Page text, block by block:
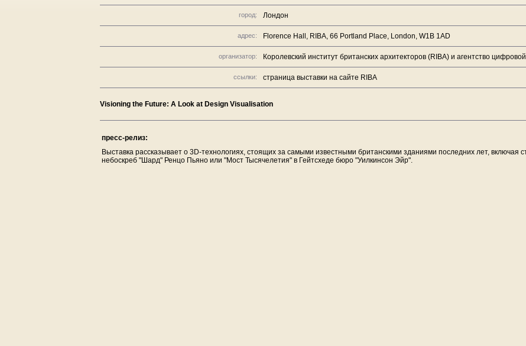
город: Лондон
адрес: Florence Hall, RIBA, 66 Portland Place, London, W1B 1AD
организатор: Королевский институт британских архитекторов (RIBA) и агентство
ссылки: страница выставки на сайте RIBA
Visioning the Future: A Look at Design Visualisation
пресс-релиз:
Выставка рассказывает о 3D-технологиях, стоящих за самыми известными британскими зданиями последних лет, включая
небоскреб "Шард" Ренцо Пьяно или "Мост Тысячелетия" в Гейтсхеде бюро "Уилкинсон Эйр".